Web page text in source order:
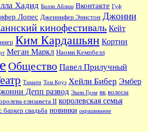
Хадид Билли Айлиш Вконтакте Гуф
Лопес Дженнифер Энистон Джонни
кинофестиваль Кейт
Ким Кардашьян Кортни
Меган Маркл Наоми Кемпбелл
Общество Павел Прилучный
Тимати Том Круз Хейли Бибер Эмбер
Депп развод Эшли Грэм вк волосы
елизавета II королевская семья
баркер свадьба новинки окрашивание